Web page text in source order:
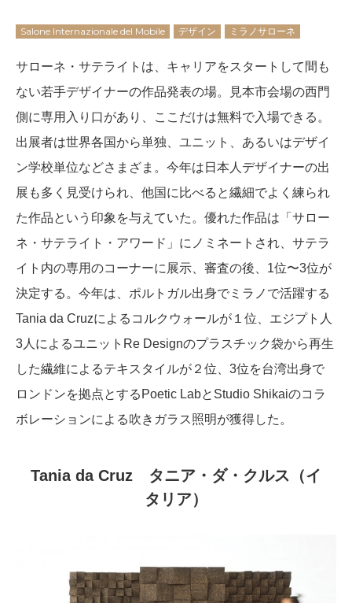
Salone Internazionale del Mobile デザイン ミラノサローネ
サローネ・サテライトは、キャリアをスタートして間も
ない若手デザイナーの作品発表の場。見本市会場の西門
側に専用入り口があり、ここだけは無料で入場できる。
出展者は世界各国から単独、ユニット、あるいはデザイ
ン学校単位などさまざま。今年は日本人デザイナーの出
展も多く見受けられ、他国に比べると繊細でよく練られ
た作品という印象を与えていた。優れた作品は「サロー
ネ・サテライト・アワード」にノミネートされ、サテラ
イト内の専用のコーナーに展示、審査の後、1位〜3位が
決定する。今年は、ポルトガル出身でミラノで活躍する
Tania da Cruzによるコルクウォールが１位、エジプト人
3人によるユニットRe Designのプラスチック袋から再生
した繊維によるテキスタイルが２位、3位を台湾出身で
ロンドンを拠点とするPoetic LabとStudio Shikaiのコラ
ボレーションによる吹きガラス照明が獲得した。
Tania da Cruz タニア・ダ・クルス（イ
タリア）